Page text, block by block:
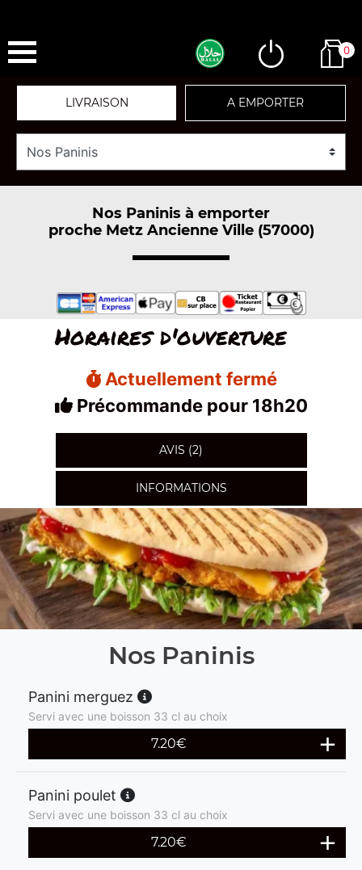
0
LIVRAISON A EMPORTER
Nos Paninis à emporter
proche Metz Ancienne Ville (57000)
Horaires d'ouverture
Actuellement fermé
Précommande pour 18h20
AVIS (2)
INFORMATIONS
Nos Paninis
Panini merguez
Servi avec une boisson 33 cl au choix
7.20€
Panini poulet
Servi avec une boisson 33 cl au choix
7.20€